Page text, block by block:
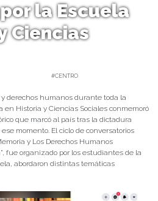
la Escuela
Ciencias
#CENTRO
derechos humanos durante toda la
en Historia y Ciencias Sociales conmemoró
que marcó al país tras la dictadura
momento. El ciclo de conversatorios
y Los Derechos Humanos
fue organizado por los estudiantes de la
abordaron distintas temáticas